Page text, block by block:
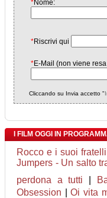
*Nome:
*Riscrivi qui
*E-Mail (non viene
Cliccando su Invia accetto "
I FILM OGGI IN
Rocco e i suoi fratelli
Jumpers - Un salto
perdona a tutti
Obsession |Oi vita